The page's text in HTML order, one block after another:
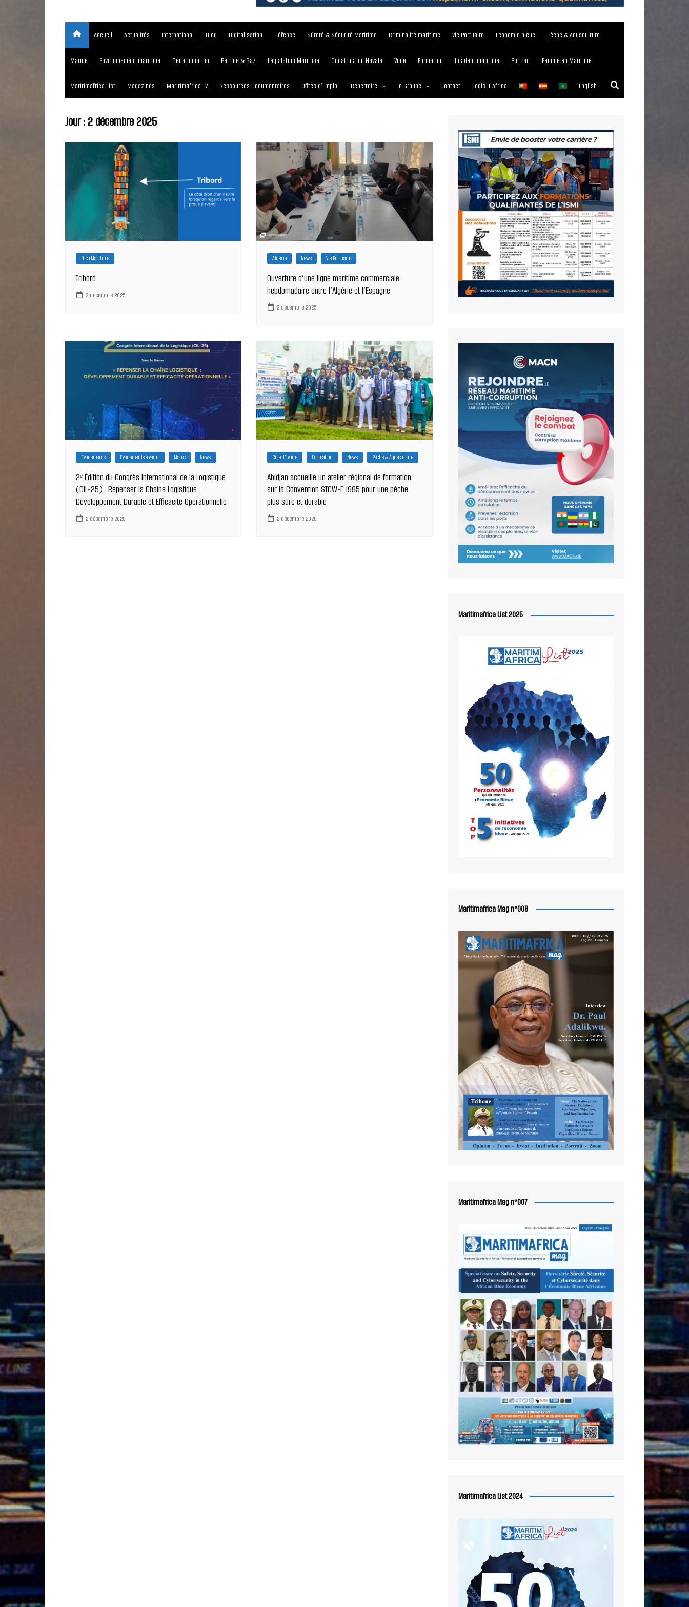
Accueil Actualités International Blog Digitalisation Défense Sûreté & Sécurité Maritime Criminalité maritime Vie Portuaire Economie bleue Pêche & Aquaculture
Marine Environnement maritime Décarbonation Pétrole & Gaz Législation Maritime Construction Navale Voile Formation Incident maritime Portrait Femme en Maritime
Maritimafrica List Magazines Maritimafrica TV Ressources Documentaires Offres d’Emploi Répertoire
Journées
Ports
Entreprises maritimes
Le Groupe
Nos Magazines
Communiqué de presse
Media Partner 2019 – 2023
Maritimafrica Awards
Contact Logis-T Africa English
Jour :2 décembre 2025
Dico Maritime
Tribord
2 décembre 2025
Algérie News Vie Portuaire
Ouverture d’une ligne maritime commerciale
hebdomadaire entre l’Algérie et l’Espagne
2 décembre 2025
Evénements Evénements à venir Maroc News
2ᵉ Édition du Congrès International de la Logistique
(CIL-25) : Repenser la Chaîne Logistique :
Développement Durable et Efficacité Opérationnelle
2 décembre 2025
Côte d'Ivoire Formation News Pêche & Aquaculture
Abidjan accueille un atelier régional de formation
sur la Convention STCW-F 1995 pour une pêche
plus sûre et durable
2 décembre 2025
Maritimafrica List 2025
Maritimafrica Mag n°008
Maritimafrica Mag n°007
Maritimafrica List 2024